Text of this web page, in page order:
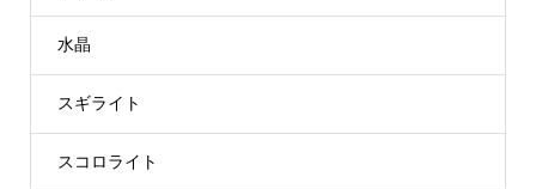
水晶
スギライト
スコロライト